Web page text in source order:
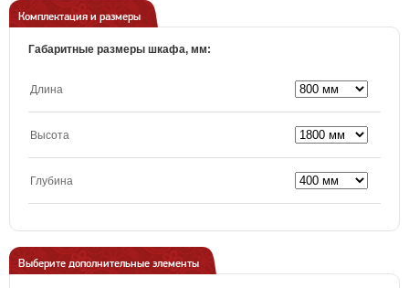
Комплектация и размеры
Габаритные размеры шкафа, мм:
Длина
Высота
Глубина
Выберите дополнительные элементы